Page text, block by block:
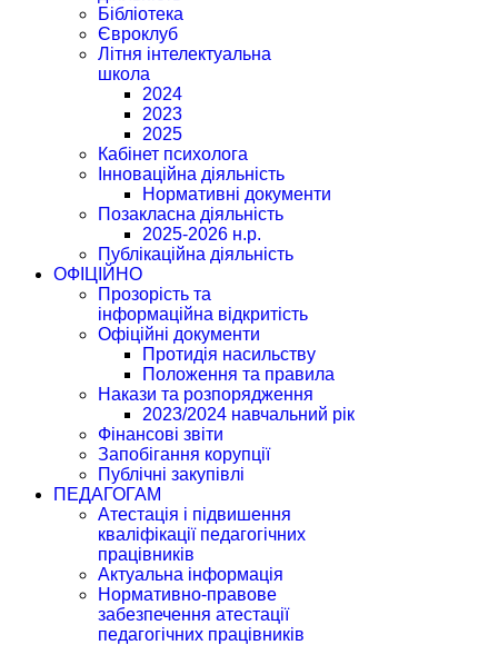
Бібліотека
Євроклуб
Літня інтелектуальна
школа
2024
2023
2025
Кабінет психолога
Інноваційна діяльність
Нормативні документи
Позакласна діяльність
2025-2026 н.р.
Публікаційна діяльність
ОФІЦІЙНО
Прозорість та
інформаційна відкритість
Офіційні документи
Протидія насильству
Положення та правила
Накази та розпорядження
2023/2024 навчальний рік
Фінансові звіти
Запобігання корупції
Публічні закупівлі
ПЕДАГОГАМ
Атестація і підвишення
кваліфікації педагогічних
працівників
Актуальна інформація
Нормативно-правове
забезпечення атестації
педагогічних працівників